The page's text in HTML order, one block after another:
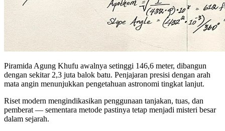
Piramida Agung Khufu awalnya setinggi 146,6 meter, dibangun
dengan sekitar 2,3 juta balok batu. Penjajaran presisi dengan arah
mata angin menunjukkan pengetahuan astronomi tingkat lanjut.
Riset modern mengindikasikan penggunaan tanjakan, tuas, dan
pemberat — sementara metode pastinya tetap menjadi misteri besar
dalam sejarah.